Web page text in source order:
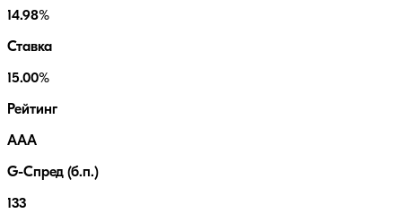
14.98%
Ставка
15.00%
Рейтинг
AAA
G-Спред (б.п.)
133